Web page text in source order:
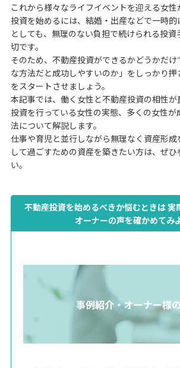
これから様々なライフイベントを迎える女
投資を始めるには、結婚・出産などで一時
としても、無理のない負担で続けられる投
切です。
そのため、不動産投資ができるかどうかだけ
な方法だと成功しやすいのか」をしっかり押
をスタートさせましょう。
本記事では、働く女性と不動産投資の相性
投資を行っている女性の実態、多くの女性
法について解説します。
仕事や育児と並行しながら無理なく資産形
して過ごすための資産を築きたい方は、ぜ
い。
不動産投資を始めるべきか悩むときは 実
オーナーの声を確かめてみ